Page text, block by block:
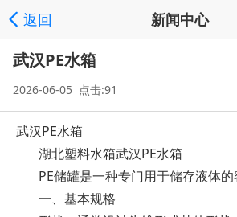
返回 新闻中心
武汉PE水箱
2026-06-05 点击:91
武汉PE水箱
湖北塑料水箱武汉PE水箱
PE储罐是一种专门用于储存液体的
一、基本规格